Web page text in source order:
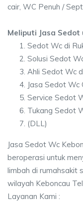
cair, WC Penuh /
Meliputi Jasa Sedot
Sedot Wc di
Solusi Sedot
Ahli Sedot Wc
Jasa Sedot Wc
Service Sedot
Tukang Sedot
(DLL)
Jasa Sedot Wc
beroperasi untuk
limbah di rumahsakit
wilayah Keboncau
Layanan Kami :